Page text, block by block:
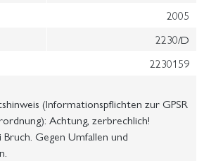
2005
2230/D
2230159
(Informationspflichten zur GPSR
Achtung, zerbrechlich!
Gegen Umfallen und